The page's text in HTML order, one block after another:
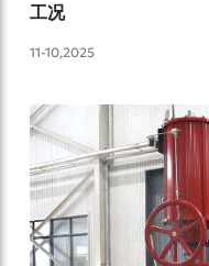
工况
11-10,2025